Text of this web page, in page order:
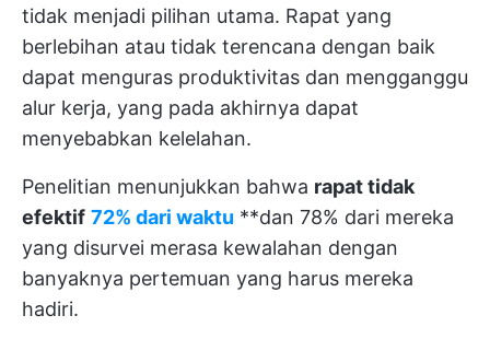
tidak menjadi pilihan utama. Rapat yang
berlebihan atau tidak terencana dengan baik
dapat menguras produktivitas dan mengganggu
alur kerja, yang pada akhirnya dapat
menyebabkan kelelahan.
Penelitian menunjukkan bahwa rapat tidak
efektif 72% dari waktu **dan 78% dari mereka
yang disurvei merasa kewalahan dengan
banyaknya pertemuan yang harus mereka
hadiri.